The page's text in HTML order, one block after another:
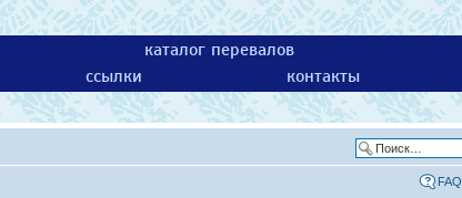
каталог перевалов
ссылки контакты
FAQ